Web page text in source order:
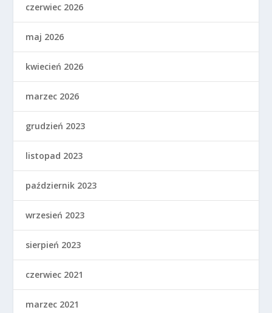
czerwiec 2026
maj 2026
kwiecień 2026
marzec 2026
grudzień 2023
listopad 2023
październik 2023
wrzesień 2023
sierpień 2023
czerwiec 2021
marzec 2021